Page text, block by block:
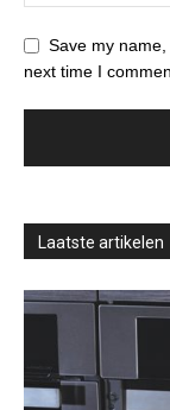
Save my
next time I
Laatste artikelen